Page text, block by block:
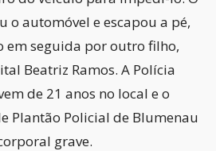
o automóvel e escapou a pé,
em seguida por outro filho,
Beatriz Ramos. A Polícia
de 21 anos no local e o
Plantão Policial de Blumenau
grave.